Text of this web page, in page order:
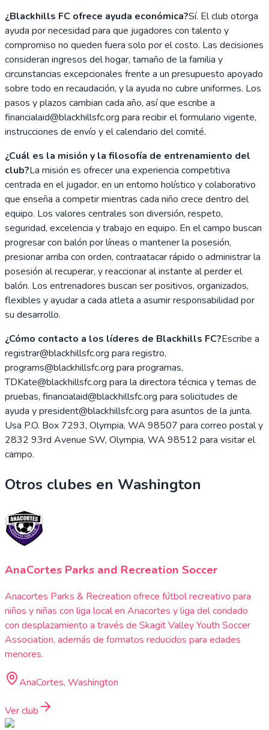
¿Blackhills FC ofrece ayuda económica?Sí. El club otorga
ayuda por necesidad para que jugadores con talento y
compromiso no queden fuera solo por el costo. Las decisiones
consideran ingresos del hogar, tamaño de la familia y
circunstancias excepcionales frente a un presupuesto apoyado
sobre todo en recaudación, y la ayuda no cubre uniformes. Los
pasos y plazos cambian cada año, así que escribe a
financialaid@blackhillsfc.org para recibir el formulario vigente,
instrucciones de envío y el calendario del comité.
¿Cuál es la misión y la filosofía de entrenamiento del
club?La misión es ofrecer una experiencia competitiva
centrada en el jugador, en un entorno holístico y colaborativo
que enseña a competir mientras cada niño crece dentro del
equipo. Los valores centrales son diversión, respeto,
seguridad, excelencia y trabajo en equipo. En el campo buscan
progresar con balón por líneas o mantener la posesión,
presionar arriba con orden, contraatacar rápido o administrar la
posesión al recuperar, y reaccionar al instante al perder el
balón. Los entrenadores buscan ser positivos, organizados,
flexibles y ayudar a cada atleta a asumir responsabilidad por
su desarrollo.
¿Cómo contacto a los líderes de Blackhills FC?Escribe a
registrar@blackhillsfc.org para registro,
programs@blackhillsfc.org para programas,
TDKate@blackhillsfc.org para la directora técnica y temas de
pruebas, financialaid@blackhillsfc.org para solicitudes de
ayuda y president@blackhillsfc.org para asuntos de la junta.
Usa P.O. Box 7293, Olympia, WA 98507 para correo postal y
2832 93rd Avenue SW, Olympia, WA 98512 para visitar el
campo.
Otros clubes en Washington
AnaCortes Parks and Recreation Soccer
Anacortes Parks & Recreation ofrece fútbol recreativo para
niños y niñas con liga local en Anacortes y liga del condado
con desplazamiento a través de Skagit Valley Youth Soccer
Association, además de formatos reducidos para edades
menores.
AnaCortes, Washington
Ver club